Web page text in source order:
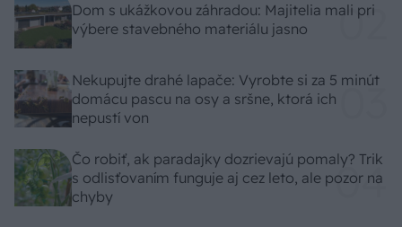
Dom s ukážkovou záhradou: Majitelia mali pri
výbere stavebného materiálu jasno
Nekupujte drahé lapače: Vyrobte si za 5 minút
domácu pascu na osy a sršne, ktorá ich
nepustí von
Čo robiť, ak paradajky dozrievajú pomaly? Trik
s odlisťovaním funguje aj cez leto, ale pozor na
chyby